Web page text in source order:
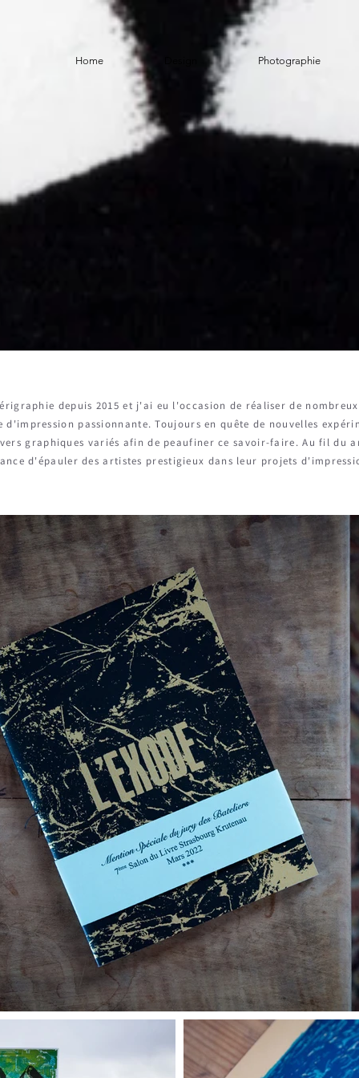
Home Photographie
depuis 2015 et j'ai eu l'occasion de réaliser de
d'impression passionnante. Toujours en quête de nouvelles
graphiques variés afin de peaufiner ce savoir-faire. Au fil du
d'épauler des artistes prestigieux dans leur projets